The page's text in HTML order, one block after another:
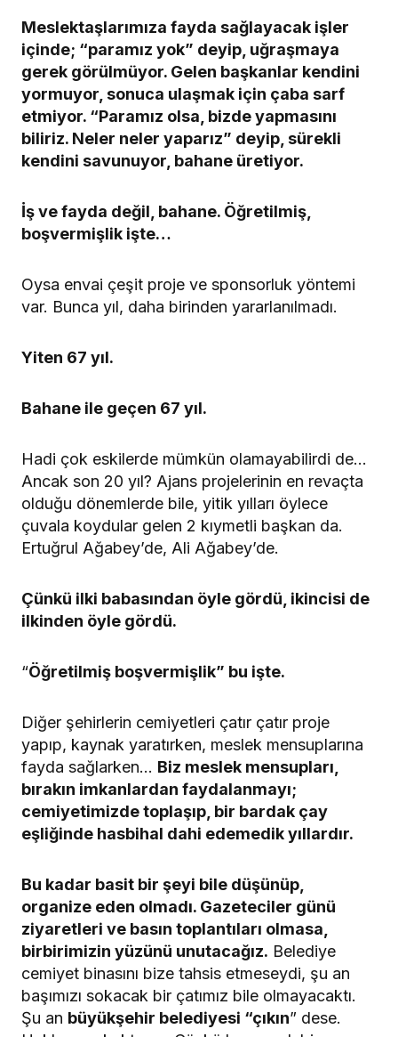
Meslektaşlarımıza fayda sağlayacak işler
içinde; “paramız yok” deyip, uğraşmaya
gerek görülmüyor. Gelen başkanlar kendini
yormuyor, sonuca ulaşmak için çaba sarf
etmiyor. “Paramız olsa, bizde yapmasını
biliriz. Neler neler yaparız” deyip, sürekli
kendini savunuyor, bahane üretiyor.
İş ve fayda değil, bahane. Öğretilmiş,
boşvermişlik işte…
Oysa envai çeşit proje ve sponsorluk yöntemi
var. Bunca yıl, daha birinden yararlanılmadı.
Yiten 67 yıl.
Bahane ile geçen 67 yıl.
Hadi çok eskilerde mümkün olamayabilirdi de…
Ancak son 20 yıl? Ajans projelerinin en revaçta
olduğu dönemlerde bile, yitik yılları öylece
çuvala koydular gelen 2 kıymetli başkan da.
Ertuğrul Ağabey’de, Ali Ağabey’de.
Çünkü ilki babasından öyle gördü, ikincisi de
ilkinden öyle gördü.
“Öğretilmiş boşvermişlik” bu işte.
Diğer şehirlerin cemiyetleri çatır çatır proje
yapıp, kaynak yaratırken, meslek mensuplarına
fayda sağlarken… Biz meslek mensupları,
bırakın imkanlardan faydalanmayı;
cemiyetimizde toplaşıp, bir bardak çay
eşliğinde hasbihal dahi edemedik yıllardır.
Bu kadar basit bir şeyi bile düşünüp,
organize eden olmadı. Gazeteciler günü
ziyaretleri ve basın toplantıları olmasa,
birbirimizin yüzünü unutacağız. Belediye
cemiyet binasını bize tahsis etmeseydi, şu an
başımızı sokacak bir çatımız bile olmayacaktı.
Şu an büyükşehir belediyesi “çıkın” dese.